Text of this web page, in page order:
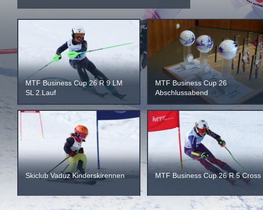
MTF Business Cup 26 R 9 LM
SL 2.Lauf
MTF Business Cup 26
Abschlussabend
Skiclub Vaduz Kinderskirennen MTF Business Cup 26 R 5 Cross